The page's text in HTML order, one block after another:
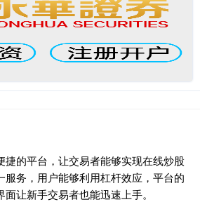
捷的平台，让交易者能够实现在线炒股
服务，用户能够利用杠杆效应，平台的
让新手交易者也能迅速上手。